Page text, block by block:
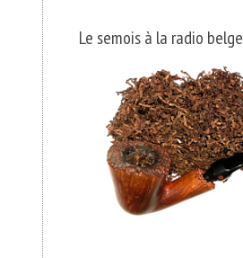
Le semois à la radio belge